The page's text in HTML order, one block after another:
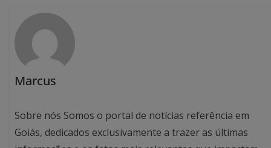
Marcus
Sobre nós Somos o portal de notícias referência em
Goiás, dedicados exclusivamente a trazer as últimas